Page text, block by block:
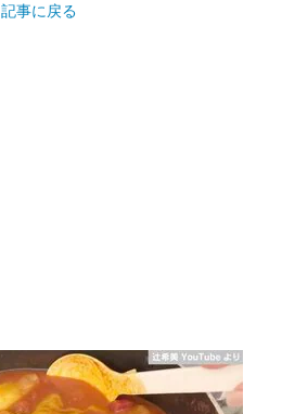
記事に戻る